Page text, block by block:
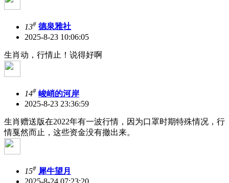
13# 德泉雅社
2025-8-23 10:06:05
生肖动，行情止！说得好啊
14# 峻峭的河岸
2025-8-23 23:36:59
生肖赠送版在2022年有一波行情，因为口罩时期特殊情况，行
情戛然而止，这些资金没有撤出来。
15# 犀牛望月